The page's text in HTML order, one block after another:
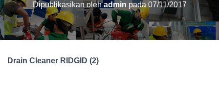
Dipublikasikan olehadmin pada07/11/2017
Drain Cleaner RIDGID (2)